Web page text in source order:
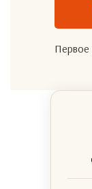
Первое